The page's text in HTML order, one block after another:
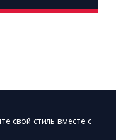
свой стиль вместе с